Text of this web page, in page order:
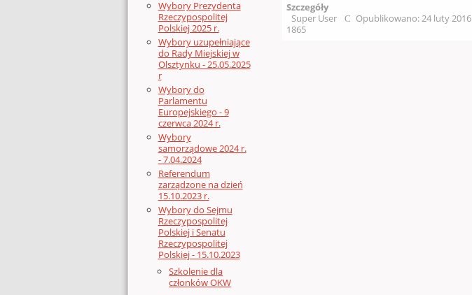
Wybory Prezydenta
Rzeczypospolitej
Polskiej 2025 r.
Wybory uzupełniające
do Rady Miejskiej w
Olsztynku - 25.05.2025
r
Wybory do
Parlamentu
Europejskiego - 9
czerwca 2024 r.
Wybory
samorządowe 2024 r.
- 7.04.2024
Referendum
zarządzone na dzień
15.10.2023 r.
Wybory do Sejmu
Rzeczypospolitej
Polskiej i Senatu
Rzeczypospolitej
Polskiej - 15.10.2023
Szkolenie dla
członków OKW
Szczegóły
Super User
Opublikowano: 24 luty 2016
1865